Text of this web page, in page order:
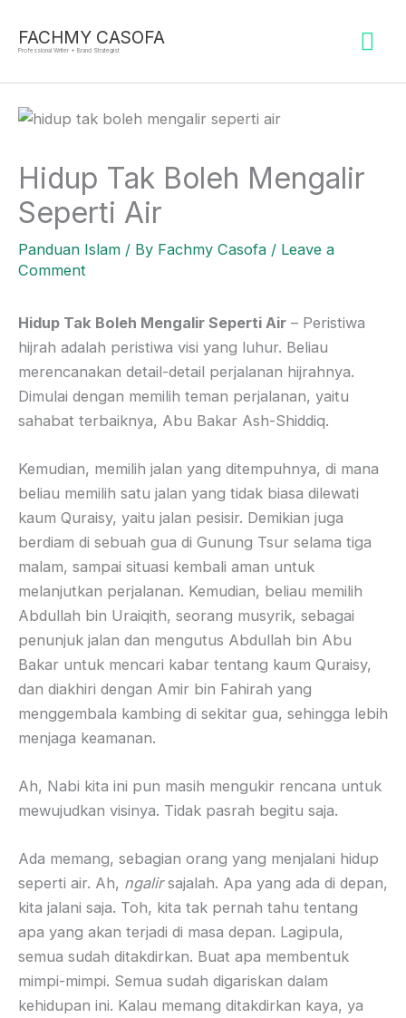
FACHMY CASOFA
Professional Writer + Brand Strategist
Hidup Tak Boleh Mengalir
Seperti Air
Panduan Islam / By Fachmy Casofa / Leave a
Comment
Hidup Tak Boleh Mengalir Seperti Air – Peristiwa
hijrah adalah peristiwa visi yang luhur. Beliau
merencanakan detail-detail perjalanan hijrahnya.
Dimulai dengan memilih teman perjalanan, yaitu
sahabat terbaiknya, Abu Bakar Ash-Shiddiq.
Kemudian, memilih jalan yang ditempuhnya, di mana
beliau memilih satu jalan yang tidak biasa dilewati
kaum Quraisy, yaitu jalan pesisir. Demikian juga
berdiam di sebuah gua di Gunung Tsur selama tiga
malam, sampai situasi kembali aman untuk
melanjutkan perjalanan. Kemudian, beliau memilih
Abdullah bin Uraiqith, seorang musyrik, sebagai
penunjuk jalan dan mengutus Abdullah bin Abu
Bakar untuk mencari kabar tentang kaum Quraisy,
dan diakhiri dengan Amir bin Fahirah yang
menggembala kambing di sekitar gua, sehingga lebih
menjaga keamanan.
Ah, Nabi kita ini pun masih mengukir rencana untuk
mewujudkan visinya. Tidak pasrah begitu saja.
Ada memang, sebagian orang yang menjalani hidup
seperti air. Ah, ngalirsajalah. Apa yang ada di depan,
kita jalani saja. Toh, kita tak pernah tahu tentang
apa yang akan terjadi di masa depan. Lagipula,
semua sudah ditakdirkan. Buat apa membentuk
mimpi-mimpi. Semua sudah digariskan dalam
kehidupan ini. Kalau memang ditakdirkan kaya, ya